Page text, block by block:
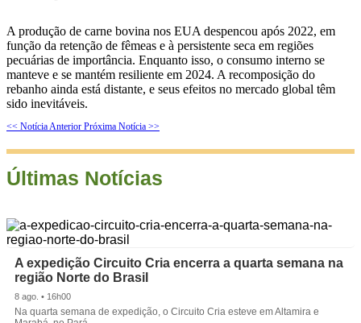
A produção de carne bovina nos EUA despencou após 2022, em
função da retenção de fêmeas e à persistente seca em regiões
pecuárias de importância. Enquanto isso, o consumo interno se
manteve e se mantém resiliente em 2024. A recomposição do
rebanho ainda está distante, e seus efeitos no mercado global têm
sido inevitáveis.
<< Notícia Anterior Próxima Notícia >>
Últimas Notícias
A expedição Circuito Cria encerra a quarta semana na
região Norte do Brasil
8 ago. • 16h00
Na quarta semana de expedição, o Circuito Cria esteve em Altamira e